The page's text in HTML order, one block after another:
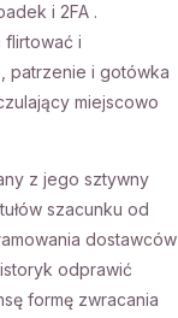
i 2FA .
i
patrzenie i gotówka
miejscowo
z jego sztywny
szacunku od
dostawców
odprawić
formę zwracania